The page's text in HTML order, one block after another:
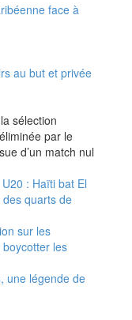
face à
au but et privée
sélection
par le
d’un match nul
: Haïti bat El
quarts de
sur les
les
une légende de